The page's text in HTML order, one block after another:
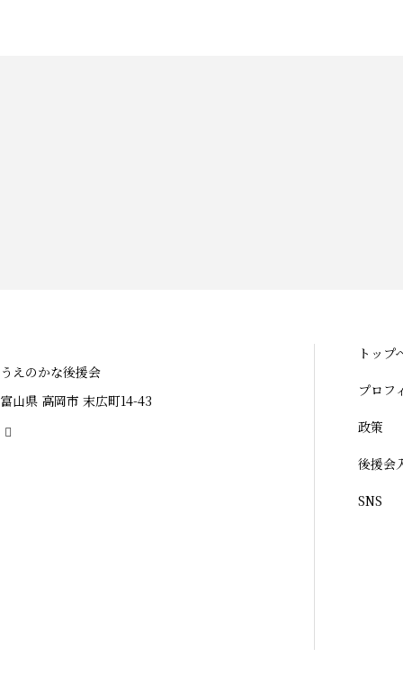
うえのかな後援会
富山県 高岡市 末広町14-43
トップ
プロフ
政策
後援会
SNS